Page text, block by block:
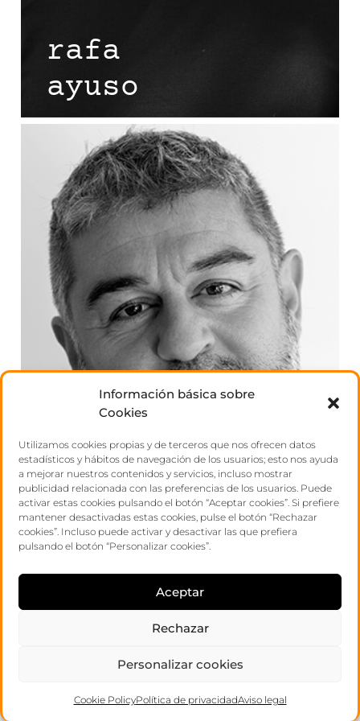
Información básica sobre
Cookies
Utilizamos cookies propias y de terceros que nos ofrecen datos
estadísticos y hábitos de navegación de los usuarios; esto nos ayuda
a mejorar nuestros contenidos y servicios, incluso mostrar
publicidad relacionada con las preferencias de los usuarios. Puede
activar estas cookies pulsando el botón “Aceptar cookies”. Si prefiere
mantener desactivadas estas cookies, pulse el botón “Rechazar
cookies”. Incluso puede activar y desactivar las que prefiera
pulsando el botón “Personalizar cookies”.
Aceptar
Rechazar
Personalizar cookies
Cookie PolicyPolítica de privacidadAviso legal
rafa
ayuso
rafa
forner